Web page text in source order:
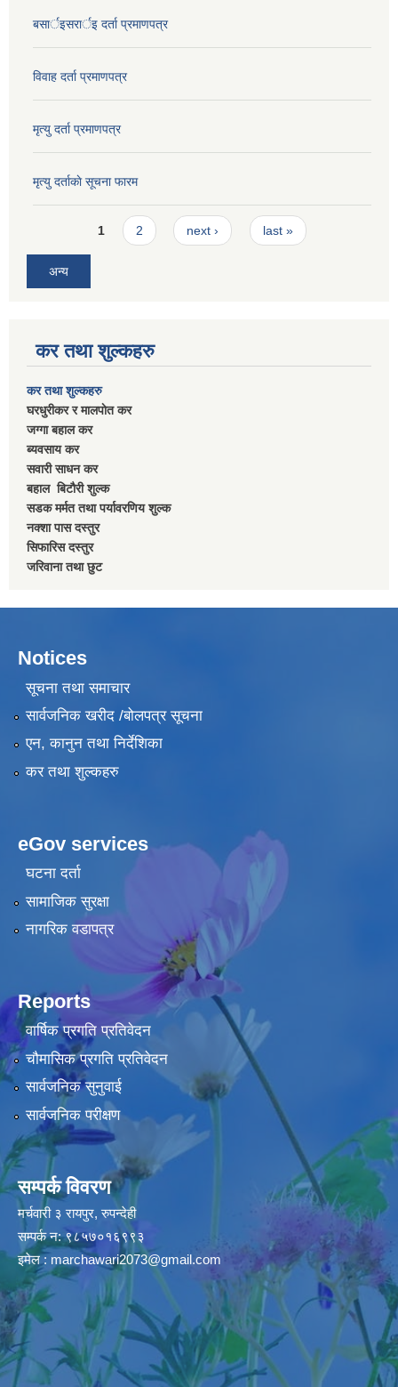
बसार्इसरार्इ दर्ता प्रमाणपत्र
विवाह दर्ता प्रमाणपत्र
मृत्यु दर्ता प्रमाणपत्र
मृत्यु दर्ताकाे सूचना फारम
Pages1 2 next › last »
अन्य
कर तथा शुल्कहरु
कर तथा शुल्कहरु
घरधुरीकर र मालपाेत कर
जग्गा बहाल कर
ब्यवसाय कर
सवारी साधन कर
बहाल बिटाैरी शुल्क
सडक मर्मत तथा पर्यावरणिय शुल्क
नक्शा पास दस्तुर
सिफारिस दस्तुर
जरिवाना तथा छुट
Notices
सूचना तथा समाचार
सार्वजनिक खरीद /बोलपत्र सूचना
एन, कानुन तथा निर्देशिका
कर तथा शुल्कहरु
eGov services
घटना दर्ता
सामाजिक सुरक्षा
नागरिक वडापत्र
Reports
वार्षिक प्रगति प्रतिवेदन
चौमासिक प्रगति प्रतिवेदन
सार्वजनिक सुनुवाई
सार्वजनिक परीक्षण
सम्पर्क विवरण
मर्चवारी ३ रायपुर, रुपन्देही
सम्पर्क न: ९८५७०१६९९३
इमेल : marchawari2073@gmail.com